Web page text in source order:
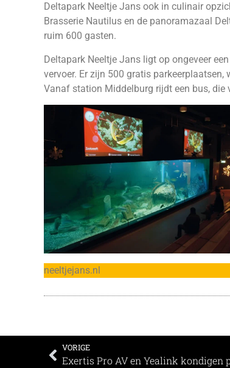
Deltapark Neeltje Jans ook in culinair
Brasserie Nautilus en de panoramazaal
ruim 600 gasten.
Deltapark Neeltje Jans ligt op ongeveer
vervoer. Er zijn 500 gratis
Vanaf station Middelburg rijdt een bus, die
neeltjejans.nl
VORIGE
Exertis Pro AV en Yealink kondigen